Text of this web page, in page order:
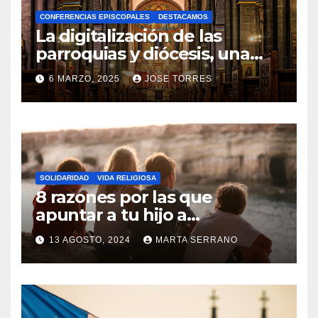
A
Y
C
O
M
N
T
A
R
I
O
S
CONFERENCIAS EPISCOPALES DESTACAMOS
La digitalización de las
parroquias y diócesis, una
realidad ya para el futuro de
la Iglesia
6 MARZO, 2025 JOSE TORRES
N
O
H
A
Y
SOLIDARIDAD VIDA RELIGIOSA
8 razones por las que
apuntar a tu hijo a
Catequesis
13 AGOSTO, 2024 MARTA SERRANO
N
O